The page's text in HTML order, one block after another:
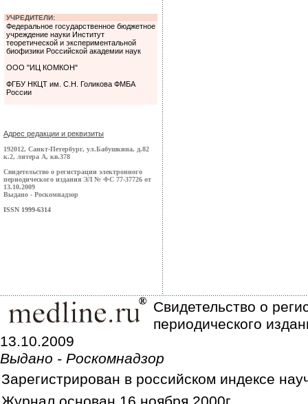
УЧРЕДИТЕЛИ:
Федеральное государственное бюджетное
учреждение науки Институт
теоретической и экспериментальной
биофизики Российской академии наук
ООО "ИЦ КОМКОН"
ФГБУ НКЦТ им. С.Н. Голикова ФМБА
России
Адрес редакции и реквизиты
192012, Санкт-Петербург, ул.Бабушкина, д.82
к.2, литера А, кв.378
Свидетельство о регистрации электронного
периодического издания ЭЛ № ФС 77-37726 от
13.10.2009
Выдано - Роскомнадзор
ISSN 1999-6314
Свидетельство о
периодического
13.10.2009
Выдано - Роскомнадзор
Зарегистрирован в российском индексе